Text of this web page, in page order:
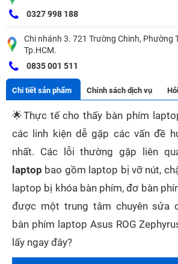
0327 998 188
Chi nhánh 3. 721 Trường Chinh, Phường
Tp.HCM.
0835 001 511
Chi tiết sản phẩm Chính sách dịch vụ
🌟Thực tế cho thấy bàn phím
các linh kiện dễ gặp các vấn đề
nhất. Các lỗi thường gặp liên
laptop bao gồm laptop bị vỡ nút,
laptop bị khóa bàn phím, đơ bàn
được một trung tâm chuyên sửa
bàn phím laptop Asus ROG
lấy ngay đây?